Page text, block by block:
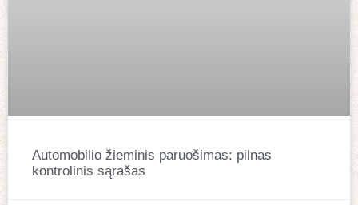
Automobilio žieminis paruošimas: pilnas
kontrolinis sąrašas